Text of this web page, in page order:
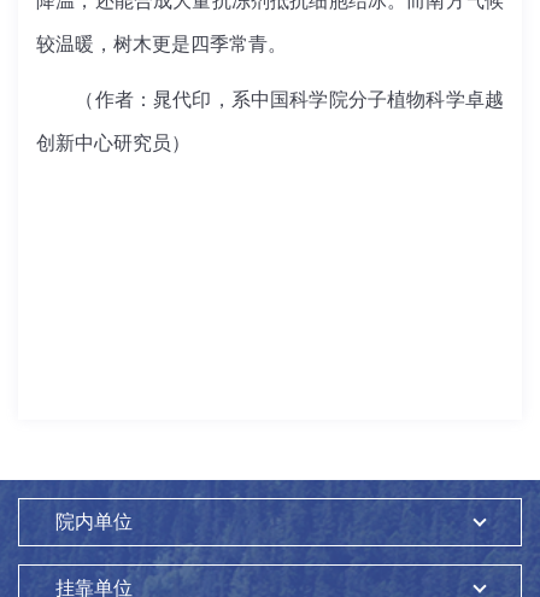
较温暖，树木更是四季常青。
（作者：晁代印，系中国科学院分子植物科学卓越
创新中心研究员）
院内单位
挂靠单位